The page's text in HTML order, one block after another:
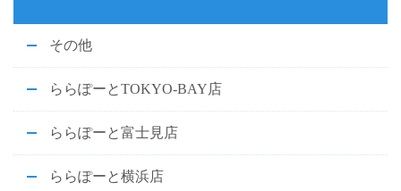
その他
ららぽーとTOKYO-BAY店
ららぽーと富士見店
ららぽーと横浜店